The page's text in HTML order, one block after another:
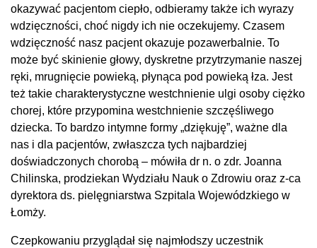
okazywać pacjentom ciepło, odbieramy także ich wyrazy
wdzięczności, choć nigdy ich nie oczekujemy. Czasem
wdzięczność nasz pacjent okazuje pozawerbalnie. To
może być skinienie głowy, dyskretne przytrzymanie naszej
ręki, mrugnięcie powieką, płynąca pod powieką łza. Jest
też takie charakterystyczne westchnienie ulgi osoby ciężko
chorej, które przypomina westchnienie szczęśliwego
dziecka. To bardzo intymne formy „dziękuję”, ważne dla
nas i dla pacjentów, zwłaszcza tych najbardziej
doświadczonych chorobą – mówiła dr n. o zdr. Joanna
Chilinska, prodziekan Wydziału Nauk o Zdrowiu oraz z-ca
dyrektora ds. pielęgniarstwa Szpitala Wojewódzkiego w
Łomży.
Czepkowaniu przyglądał się najmłodszy uczestnik